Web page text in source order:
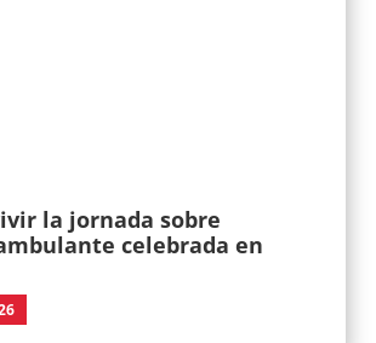
la jornada sobre
celebrada en